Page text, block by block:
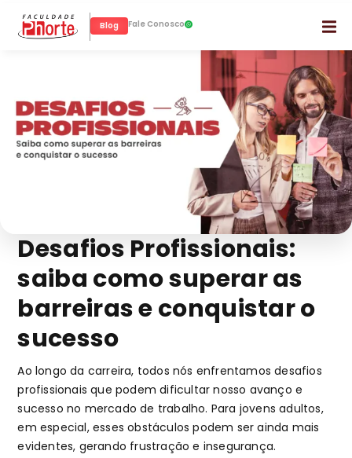
Blog Fale Conosco
Desafios Profissionais:
saiba como superar as
barreiras e conquistar o
sucesso
Ao longo da carreira, todos nós enfrentamos desafios
profissionais que podem dificultar nosso avanço e
sucesso no mercado de trabalho. Para jovens adultos,
em especial, esses obstáculos podem ser ainda mais
evidentes, gerando frustração e insegurança.